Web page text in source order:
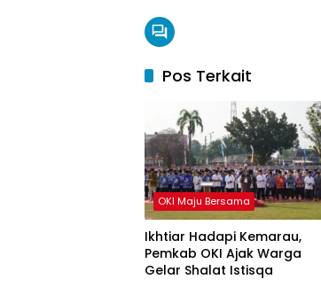
Pos Terkait
OKI Maju Bersama
Ikhtiar Hadapi Kemarau,
Pemkab OKI Ajak Warga
Gelar Shalat Istisqa